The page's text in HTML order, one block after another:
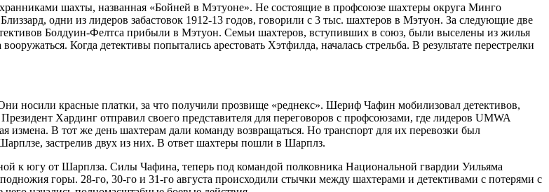
шахты, названная «Бойней в Мэтуоне». Не состоящие в профсоюзе шахтеры округа Минго
одни из лидеров забастовок 1912-13 годов, говорили с 3 тыс. шахтеров в Мэтуон. За следующие две
Болдуин-Фелтса прибыли в Мэтуон. Семьи шахтеров, вступивших в союз, были выселены из жилья
Когда детективы попытались арестовать Хэтфилда, началась стрельба. В результате перестрелки
носили красные платки, за что получили прозвище «реднекс». Шериф Чафин мобилизовал детективов,
Хардинг отправил своего представителя для переговоров с профсоюзами, где лидеров UMWA
измена. В тот же день шахтерам дали команду возвращаться. Но транспорт для их перевозки был
застрелив двух из них. В ответ шахтеры пошли в Шарплз.
к югу от Шарплза. Силы Чафина, теперь под командой полковника Национальной гвардии Уильяма
горы. 28-го, 30-го и 31-го августа происходили стычки между шахтерами и детективами с потерями с